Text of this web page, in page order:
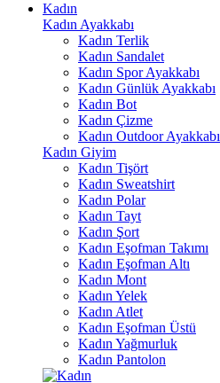
Kadın
Kadın Ayakkabı
Kadın Terlik
Kadın Sandalet
Kadın Spor Ayakkabı
Kadın Günlük Ayakkabı
Kadın Bot
Kadın Çizme
Kadın Outdoor Ayakkabı
Kadın Giyim
Kadın Tişört
Kadın Sweatshirt
Kadın Polar
Kadın Tayt
Kadın Şort
Kadın Eşofman Takımı
Kadın Eşofman Altı
Kadın Mont
Kadın Yelek
Kadın Atlet
Kadın Eşofman Üstü
Kadın Yağmurluk
Kadın Pantolon